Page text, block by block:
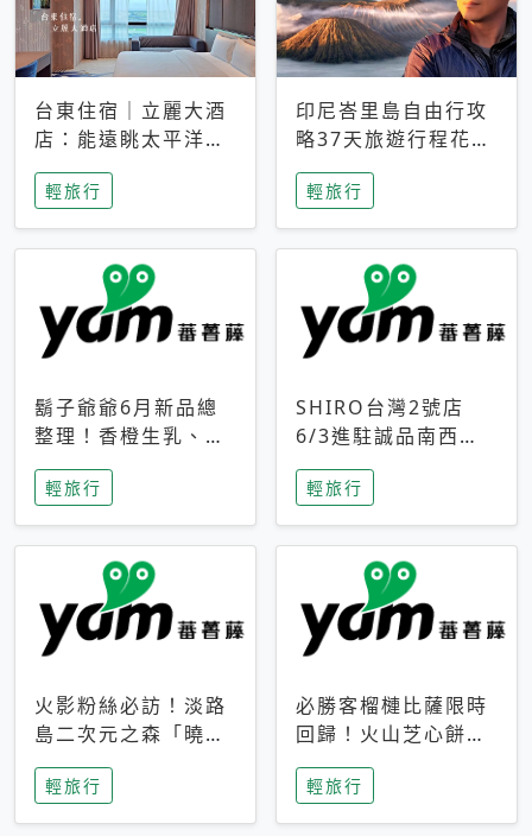
台東住宿｜立麗大酒
店：能遠眺太平洋與
中央山脈，被田野包
圍的台東度假感住宿
輕旅行
印尼峇里島自由行攻
略37天旅遊行程花費
5萬台幣 ❤️別等退休
才去圓夢 (附8.5萬次
下載峇里島地圖)😍
輕旅行
鬍子爺爺6月新品總
整理！香橙生乳、青
檸乳酪到PAPA磁
鐵，販售細節一次看
輕旅行
SHIRO台灣2號店
6/3進駐誠品南西！
限定香氛「果茶」與
永續店裝同步亮相
輕旅行
火影粉絲必訪！淡路
島二次元之森「曉」
解謎任務9月起全面
支援中文
輕旅行
必勝客榴槤比薩限時
回歸！火山芝心餅
皮、榴槤冰淇淋到樂
事聯名一次開吃
輕旅行